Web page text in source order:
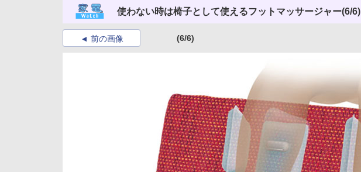
使わない時は椅子として使えるフットマッサージャー(6/6)
前の画像 (6/6)